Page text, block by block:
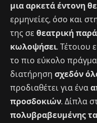
μια αρκετά έντονη
ερμηνείες, όσο και
της σε θεατρική
κωλοψήσει. Τέτοιου
το πιο εύκολο
διατήρηση σχεδόν
προδιαθέτει για ένα
προσδοκιών. Δίπλα
πολυβραβευμένης